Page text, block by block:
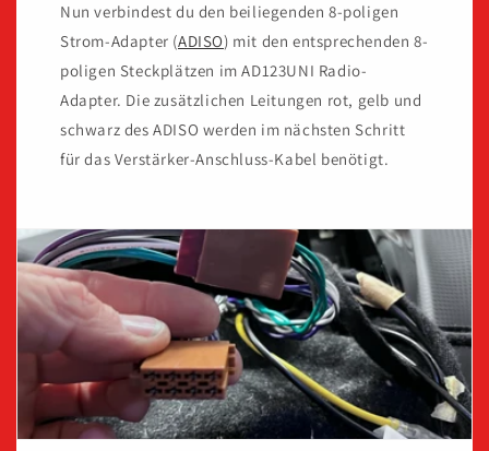
Nun verbindest du den beiliegenden 8-poligen
Strom-Adapter (ADISO) mit den entsprechenden 8-
poligen Steckplätzen im AD123UNI Radio-
Adapter. Die zusätzlichen Leitungen rot, gelb und
schwarz des ADISO werden im nächsten Schritt
für das Verstärker-Anschluss-Kabel benötigt.